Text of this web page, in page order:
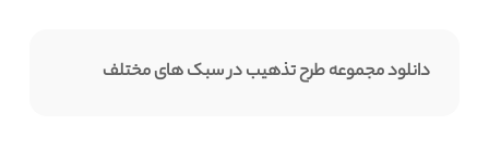
دانلود مجموعه طرح تذهیب در سبک های مختلف